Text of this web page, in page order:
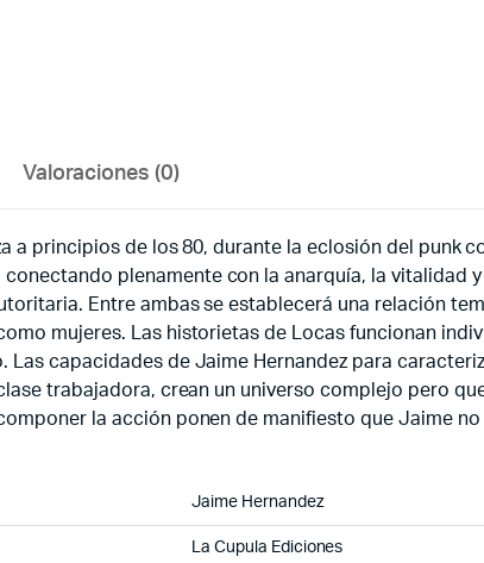
Valoraciones (0)
a principios de los 80, durante la eclosión del punk
plenamente con la anarquía, la vitalidad
Entre ambas se establecerá una relación
mujeres. Las historietas de Locas funcionan
capacidades de Jaime Hernandez para
trabajadora, crean un universo complejo pero
la acción ponen de manifiesto que Jaime
Jaime Hernandez
La Cupula Ediciones